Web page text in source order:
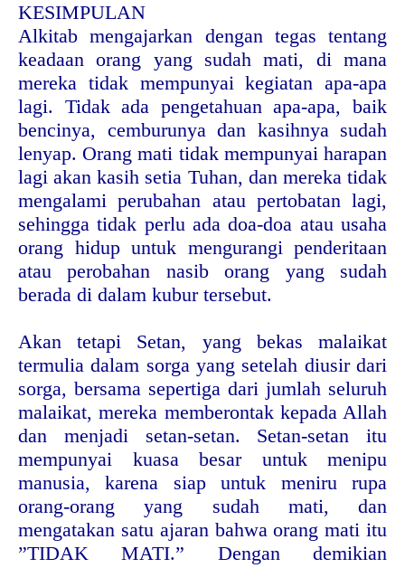
KESIMPULAN
Alkitab mengajarkan dengan tegas tentang
keadaan orang yang sudah mati, di mana
mereka tidak mempunyai kegiatan apa-apa
lagi. Tidak ada pengetahuan apa-apa, baik
bencinya, cemburunya dan kasihnya sudah
lenyap. Orang mati tidak mempunyai harapan
lagi akan kasih setia Tuhan, dan mereka tidak
mengalami perubahan atau pertobatan lagi,
sehingga tidak perlu ada doa-doa atau usaha
orang hidup untuk mengurangi penderitaan
atau perobahan nasib orang yang sudah
berada di dalam kubur tersebut.
Akan tetapi Setan, yang bekas malaikat
termulia dalam sorga yang setelah diusir dari
sorga, bersama sepertiga dari jumlah seluruh
malaikat, mereka memberontak kepada Allah
dan menjadi setan-setan. Setan-setan itu
mempunyai kuasa besar untuk menipu
manusia, karena siap untuk meniru rupa
orang-orang yang sudah mati, dan
mengatakan satu ajaran bahwa orang mati itu
”TIDAK MATI.” Dengan demikian